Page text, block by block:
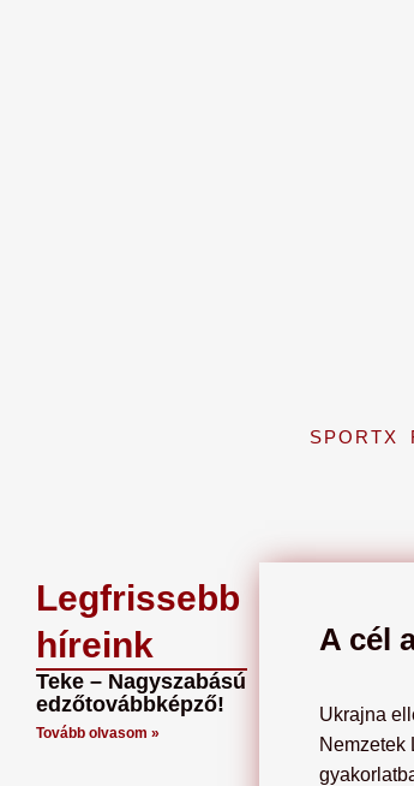
SPORTX
Legfrissebb
híreink
Teke – Nagyszabású
edzőtovábbképző!
Tovább olvasom »
A cél
Ukrajna
Nemzetek